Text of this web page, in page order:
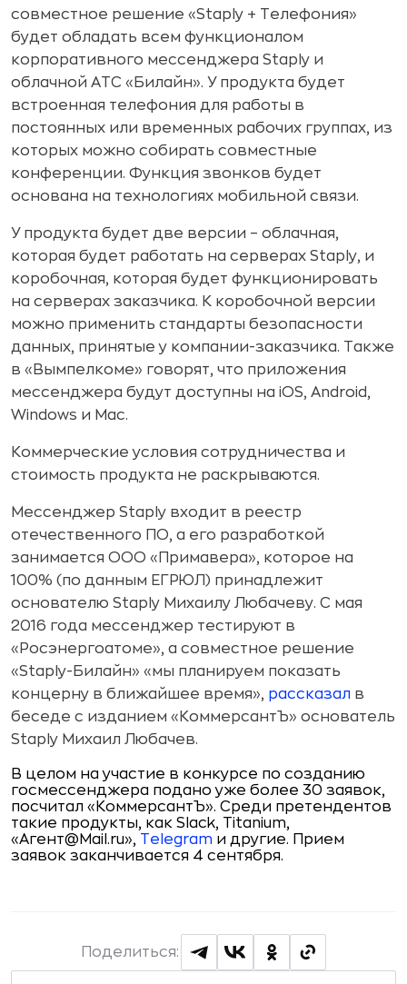
совместное решение «Staply + Телефония»
будет обладать всем функционалом
корпоративного мессенджера Staply и
облачной АТС «Билайн». У продукта будет
встроенная телефония для работы в
постоянных или временных рабочих группах, из
которых можно собирать совместные
конференции. Функция звонков будет
основана на технологиях мобильной связи.
У продукта будет две версии – облачная,
которая будет работать на серверах Staply, и
коробочная, которая будет функционировать
на серверах заказчика. К коробочной версии
можно применить стандарты безопасности
данных, принятые у компании-заказчика. Также
в «Вымпелкоме» говорят, что приложения
мессенджера будут доступны на iOS, Android,
Windows и Mac.
Коммерческие условия сотрудничества и
стоимость продукта не раскрываются.
Мессенджер Staply входит в реестр
отечественного ПО, а его разработкой
занимается ООО «Примавера», которое на
100% (по данным ЕГРЮЛ) принадлежит
основателю Staply Михаилу Любачеву. С мая
2016 года мессенджер тестируют в
«Росэнергоатоме», а совместное решение
«Staply-Билайн» «мы планируем показать
концерну в ближайшее время», рассказал в
беседе с изданием «КоммерсантЪ» основатель
Staply Михаил Любачев.
В целом на участие в конкурсе по созданию
госмессенджера подано уже более 30 заявок,
посчитал «КоммерсантЪ». Среди претендентов
такие продукты, как Slack, Titanium,
«Агент@Mail.ru», Telegram и другие. Прием
заявок заканчивается 4 сентября.
Поделиться: